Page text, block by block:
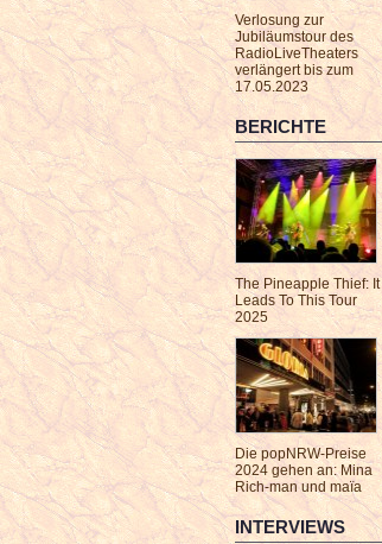
Verlosung zur
Jubiläumstour des
RadioLiveTheaters
verlängert bis zum
17.05.2023
BERICHTE
The Pineapple Thief: It
Leads To This Tour
2025
Die popNRW-Preise
2024 gehen an: Mina
Rich-man und maïa
INTERVIEWS